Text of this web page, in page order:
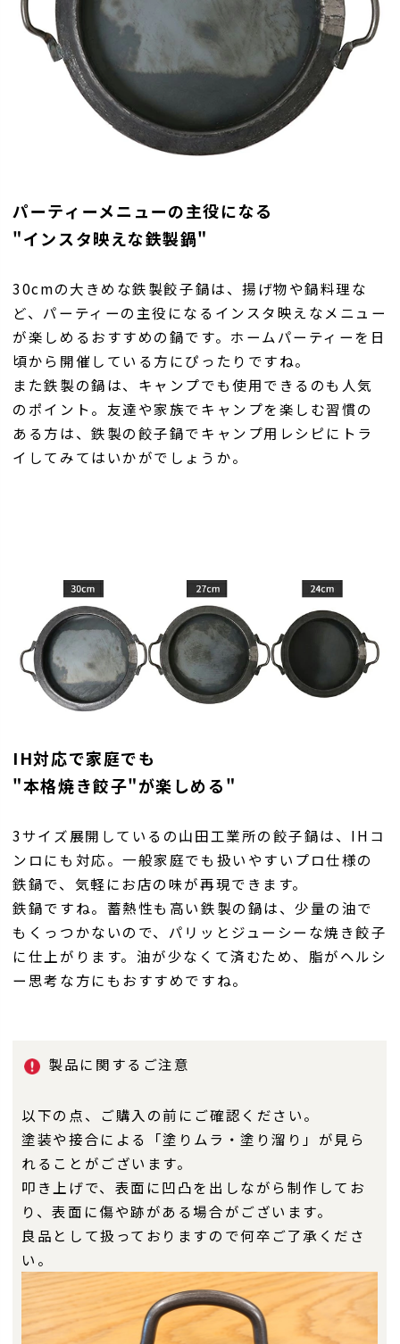
パーティーメニューの主役になる
"インスタ映えな鉄製鍋"
30cmの大きめな鉄製餃子鍋は、揚げ物や鍋料理な
ど、パーティーの主役になるインスタ映えなメニュー
が楽しめるおすすめの鍋です。ホームパーティーを日
頃から開催している方にぴったりですね。
また鉄製の鍋は、キャンプでも使用できるのも人気
のポイント。友達や家族でキャンプを楽しむ習慣の
ある方は、鉄製の餃子鍋でキャンプ用レシピにトラ
イしてみてはいかがでしょうか。
IH対応で家庭でも
"本格焼き餃子"が楽しめる"
3サイズ展開しているの山田工業所の餃子鍋は、IHコ
ンロにも対応。一般家庭でも扱いやすいプロ仕様の
鉄鍋で、気軽にお店の味が再現できます。
鉄鍋ですね。蓄熱性も高い鉄製の鍋は、少量の油で
もくっつかないので、パリッとジューシーな焼き餃子
に仕上がります。油が少なくて済むため、脂がヘルシ
ー思考な方にもおすすめですね。
製品に関するご注意
以下の点、ご購入の前にご確認ください。
塗装や接合による「塗りムラ・塗り溜り」が見ら
れることがございます。
叩き上げで、表面に凹凸を出しながら制作してお
り、表面に傷や跡がある場合がございます。
良品として扱っておりますので何卒ご了承くださ
い。